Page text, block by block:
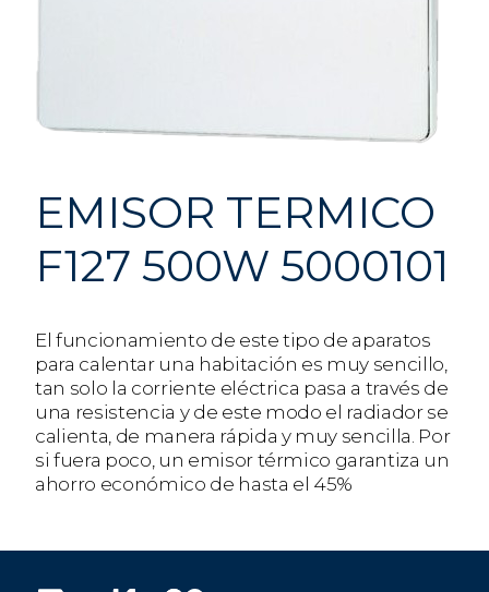
EMISOR TERMICO
F127 500W 5000101
El funcionamiento de este tipo de aparatos
para calentar una habitación es muy sencillo,
tan solo la corriente eléctrica pasa a través de
una resistencia y de este modo el radiador se
calienta, de manera rápida y muy sencilla. Por
si fuera poco, un emisor térmico garantiza un
ahorro económico de hasta el 45%